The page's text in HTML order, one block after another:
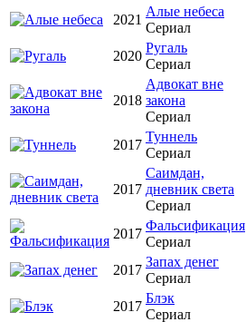
2021
Алые небеса
Сериал
2020
Ругаль
Сериал
2018
Адвокат вне
закона
Сериал
2017
Туннель
Сериал
2017
Саимдан,
дневник света
Сериал
2017
Фальсификация
Сериал
2017
Запах денег
Сериал
2017
Блэк
Сериал